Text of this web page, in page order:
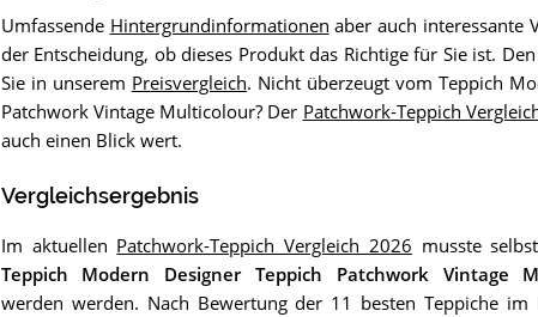
Umfassende Hintergrundinformationen aber auch interessante
der Entscheidung, ob dieses Produkt das Richtige für Sie ist.
Sie in unserem Preisvergleich. Nicht überzeugt vom Teppich
Patchwork Vintage Multicolour? Der Patchwork-Teppich
auch einen Blick wert.
Vergleichsergebnis
Im aktuellen Patchwork-Teppich Vergleich 2026 musste
Teppich Modern Designer Teppich Patchwork Vintage
werden werden. Nach Bewertung der 11 besten Teppiche im